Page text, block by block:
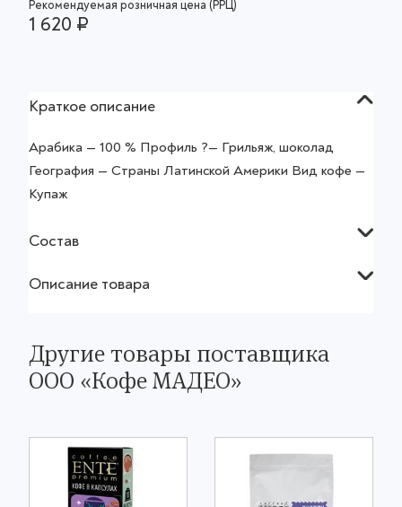
Рекомендуемая розничная цена (РРЦ)
1 620 ₽
Краткое описание
Арабика — 100 % Профиль ?— Грильяж, шоколад
География — Страны Латинской Америки Вид кофе —
Купаж
Состав
Описание товара
Другие товары поставщика
OOO «Кофе МАДЕО»